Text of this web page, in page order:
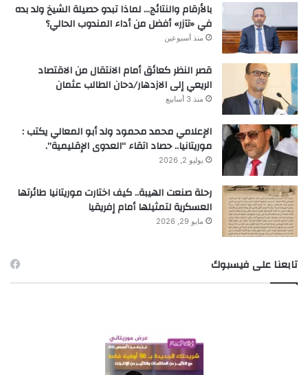
بالأرقام والنتائج… لماذا تبدو حصيلة الشيخ ولد بده
في «تآزر» أفضل من أداء المندوب الحالي؟
منذ أسبوعين
قصر النظر كعائق أمام الانتقال من الاقتصاد
الريعي إلى الازدهار/دحان الطالب عثمان
منذ 3 أسابيع
الإعلامي محمد محمود ولد أبو المعالي يكتب :
موريتانيا.. حصاد اتقاء “العدوى الإقليمية”.
يوليو 2, 2026
رحلة صنعت الهيبة.. كيف اختارت موريتانيا طائرتها
العسكرية لتمثيلها أمام إفريقيا
مايو 29, 2026
تابعنا على فيسبوك